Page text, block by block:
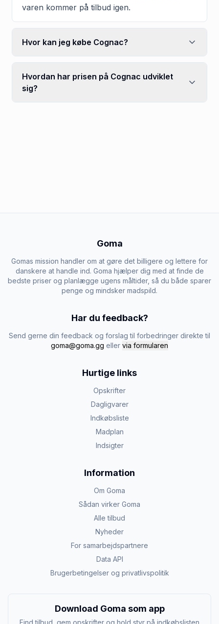
varen kommer på tilbud igen.
Hvor kan jeg købe Cognac?
Hvordan har prisen på Cognac udviklet
sig?
Goma
Gomas mission handler om at gøre det billigere og lettere for
danskere at handle ind. Goma hjælper dig med at finde de
bedste priser og planlægge ugens måltider, så du både sparer
penge og mindsker madspild.
Har du feedback?
Send gerne din feedback og forslag til forbedringer direkte til
goma@goma.gg eller via formularen
Hurtige links
Opskrifter
Dagligvarer
Indkøbsliste
Madplan
Indsigter
Information
Om Goma
Sådan virker Goma
Alle tilbud
Nyheder
For samarbejdspartnere
Data API
Brugerbetingelser og privatlivspolitik
Download Goma som app
Find tilbud, gem opskrifter og hold styr på indkøbslisten